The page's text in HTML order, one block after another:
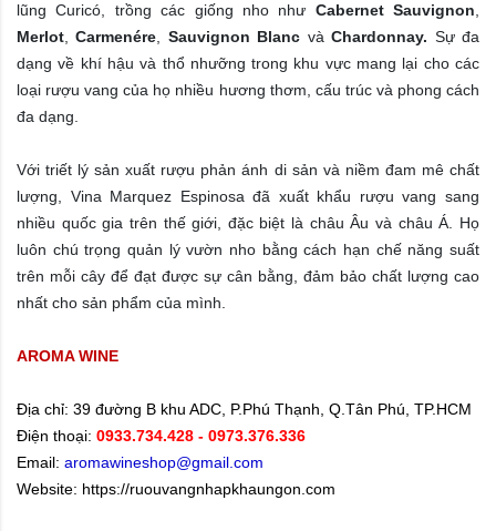
lũng Curicó, trồng các giống nho như Cabernet Sauvignon
Merlot ,Carmenére Sauvignon Blanc vàChardonnay. Sự đa
dạng về khí hậu và thổ nhưỡng trong khu vực mang lại cho các
loại rượu vang của họ nhiều hương thơm, cấu trúc và phong cách
đa dạng.
Với triết lý sản xuất rượu phản ánh di sản và niềm đam mê chất
lượng, Vina Marquez Espinosa đã xuất khẩu rượu vang sang
nhiều quốc gia trên thế giới, đặc biệt là châu Âu và châu Á. Họ
luôn chú trọng quản lý vườn nho bằng cách hạn chế năng suất
trên mỗi cây để đạt được sự cân bằng, đảm bảo chất lượng cao
nhất cho sản phẩm của mình.
AROMA WINE
Địa chỉ: 39 đường B khu ADC, P.Phú Thạnh, Q.Tân Phú, TP.HCM
Điện thoại: 0933.734.428 - 0973.376.336
Email: aromawineshop@gmail.com
Website: https://ruouvangnhapkhaungon.com